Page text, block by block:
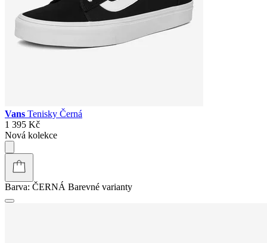
Vans Tenisky Černá
1 395 Kč
Nová kolekce
Barva: ČERNÁ Barevné varianty